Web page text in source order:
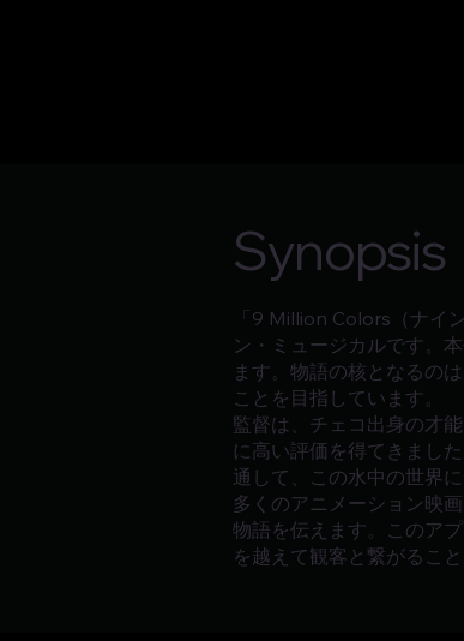
Synopsis
「9 Million Colors（ナイ
ン・ミュージカルです。
ます。物語の核となるの
ことを目指しています。
監督は、チェコ出身の才
に高い評価を得てきまし
通して、この水中の世界
多くのアニメーション映
物語を伝えます。このア
を越えて観客と繋がること